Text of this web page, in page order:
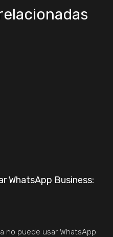
WhatsApp Business:
no puede usar WhatsApp